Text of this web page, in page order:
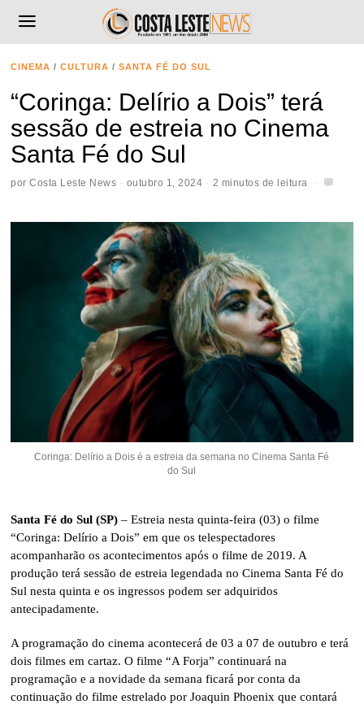
CINEMA / CULTURA / SANTA FÉ DO SUL
“Coringa: Delírio a Dois” terá
sessão de estreia no Cinema
Santa Fé do Sul
porCosta Leste News outubro 1, 2024 2 minutos de leitura
Coringa: Delírio a Dois é a estreia da semana no Cinema Santa Fé
do Sul
Santa Fé do Sul (SP) – Estreia nesta quinta-feira (03) o filme
“Coringa: Delírio a Dois” em que os telespectadores
acompanharão os acontecimentos após o filme de 2019. A
produção terá sessão de estreia legendada no Cinema Santa Fé do
Sul nesta quinta e os ingressos podem ser adquiridos
antecipadamente.
A programação do cinema acontecerá de 03 a 07 de outubro e terá
dois filmes em cartaz. O filme “A Forja” continuará na
programação e a novidade da semana ficará por conta da
continuação do filme estrelado por Joaquin Phoenix que contará